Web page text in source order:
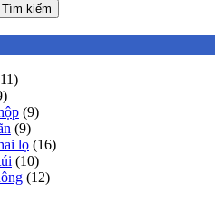
Tìm kiếm
(9)
(9)
lọ (16)
(10)
(12)